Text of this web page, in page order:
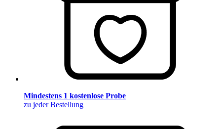
Mindestens 1 kostenlose Probe
zu jeder Bestellung